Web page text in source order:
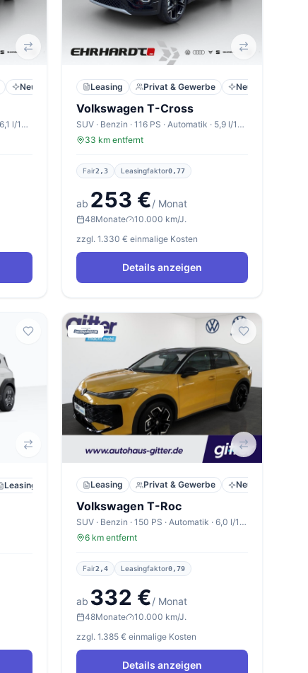
Neu
SUV · Benzin · 150 PS · Automatik · 6,1 l/100km
Leasing Privat & Gewerbe Neu
Volkswagen T-Cross
SUV · Benzin · 116 PS · Automatik · 5,9 l/100km
33 km entfernt
Fair2,3 Leasingfaktor0,77
ab 253 €/ Monat
48Monate
10.000 km/J.
zzgl. 1.330 € einmalige Kosten
Details anzeigen
Leasing Privat Neu
Leasing Privat & Gewerbe Neu
Volkswagen T-Roc
SUV · Benzin · 150 PS · Automatik · 6,0 l/100km
6 km entfernt
Fair2,4 Leasingfaktor0,79
ab 332 €/ Monat
48Monate
10.000 km/J.
zzgl. 1.385 € einmalige Kosten
Details anzeigen